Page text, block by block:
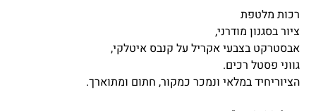
רכות מלטפת
ציור בסגנון מודרני,
אבסטרקט בצבעי אקריל על קנבס איטלקי,
גווני פסטל רכים.
הציוריחיד במלאי ונמכר כמקור, חתום ומתוארך.